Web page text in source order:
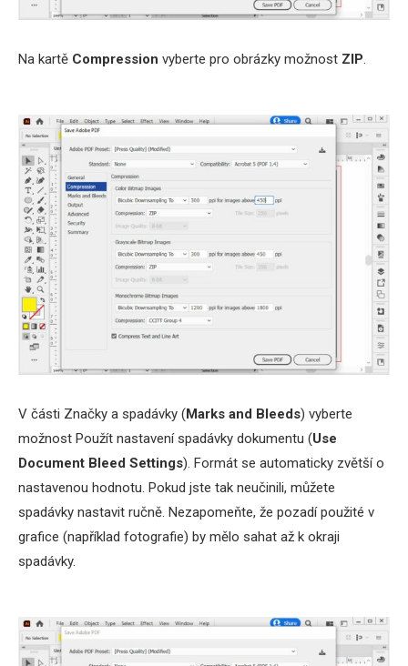
Na kartě Compression vyberte pro obrázky možnost ZIP.
V části Značky a spadávky (Marks and Bleeds) vyberte
možnost Použít nastavení spadávky dokumentu (Use
Document Bleed Settings). Formát se automaticky zvětší o
nastavenou hodnotu. Pokud jste tak neučinili, můžete
spadávky nastavit ručně. Nezapomeňte, že pozadí použité v
grafice (například fotografie) by mělo sahat až k okraji
spadávky.